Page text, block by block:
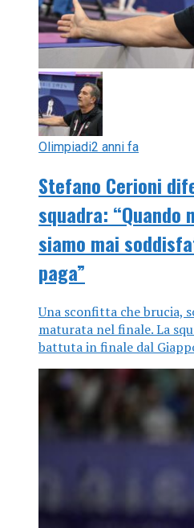
Olimpiadi2 anni fa
Stefano Cerioni
squadra: “Quando
siamo mai
paga”
Una sconfitta che brucia,
maturata nel finale. La
battuta in finale dal